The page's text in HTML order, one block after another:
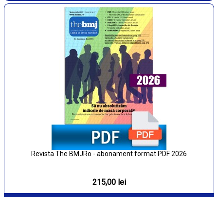
Revista The BMJRo - abonament format PDF 2026
215,00 lei